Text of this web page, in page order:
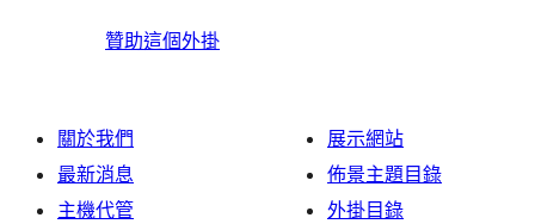
贊助這個外掛
關於我們
最新消息
主機代管
展示網站
佈景主題目錄
外掛目錄